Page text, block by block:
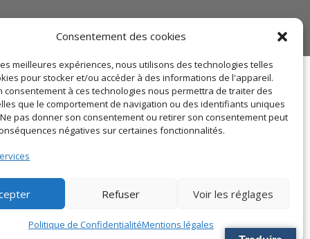
Consentement des cookies
meilleures expériences, nous utilisons des technologies telles
pour stocker et/ou accéder à des informations de l'appareil.
consentement à ces technologies nous permettra de traiter des
que le comportement de navigation ou des identifiants uniques
pas donner son consentement ou retirer son consentement peut
négatives sur certaines fonctionnalités.
Refuser Voir les réglages
Politique de ConfidentialitéMentions légales